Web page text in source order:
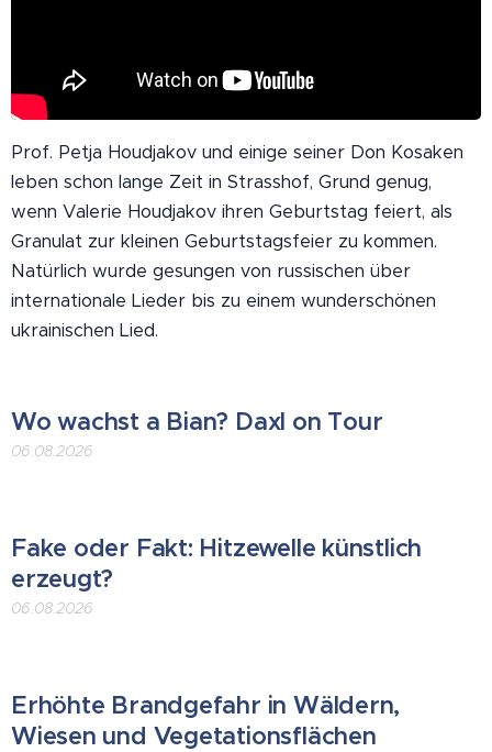
Prof. Petja Houdjakov und einige seiner Don Kosaken
leben schon lange Zeit in Strasshof, Grund genug,
wenn Valerie Houdjakov ihren Geburtstag feiert, als
Granulat zur kleinen Geburtstagsfeier zu kommen.
Natürlich wurde gesungen von russischen über
internationale Lieder bis zu einem wunderschönen
ukrainischen Lied.
Wo wachst a Bian? Daxl on Tour
06.08.2026
Fake oder Fakt: Hitzewelle künstlich
erzeugt?
06.08.2026
Erhöhte Brandgefahr in Wäldern,
Wiesen und Vegetationsflächen